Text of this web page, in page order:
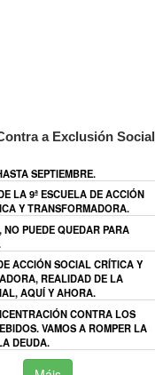
a Exclusión Social
SEPTIEMBRE.
LA 9ª ESCUELA DE ACCIÓN
Y TRANSFORMADORA.
NO PUEDE QUEDAR PARA
ACCIÓN SOCIAL CRÍTICA Y
REALIDAD DE LA
AQUÍ Y AHORA.
CONTRA LOS
VAMOS A ROMPER LA
DEUDA.